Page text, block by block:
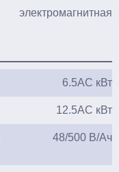
электромагнитная
6.5АС кВт
12.5АС кВт
48/500 В/Ач